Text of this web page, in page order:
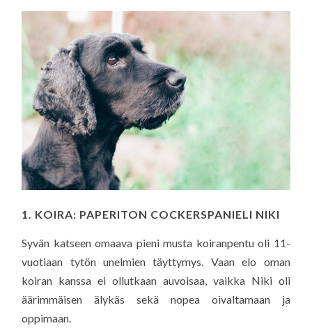
1. KOIRA: PAPERITON COCKERSPANIELI NIKI
Syvän katseen omaava pieni musta koiranpentu oli 11-
vuotiaan tytön unelmien täyttymys. Vaan elo oman
koiran kanssa ei ollutkaan auvoisaa, vaikka Niki oli
äärimmäisen älykäs sekä nopea oivaltamaan ja
oppimaan.